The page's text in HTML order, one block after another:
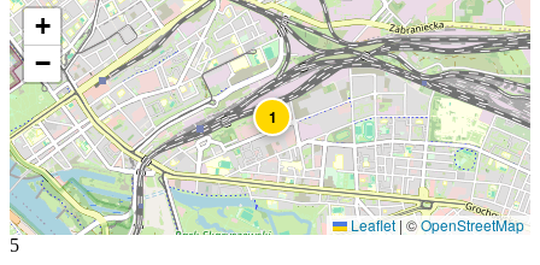
1
+
−
Leaflet| ©OpenStreetMap
5